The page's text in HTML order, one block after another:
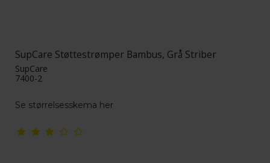
SupCare Støttestrømper Bambus, Grå Striber
SupCare
7400-2
Se størrelsesskema her